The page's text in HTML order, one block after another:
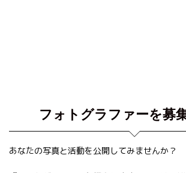
フォトグラファーを募
あなたの写真と活動を公開してみませんか？